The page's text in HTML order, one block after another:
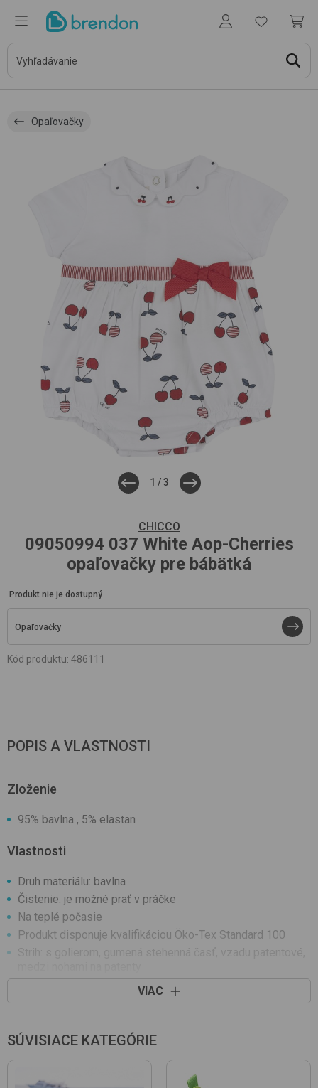
Opaľovačky
1 /3
CHICCO
09050994 037 White Aop-Cherries
opaľovačky pre bábätká
Produkt nie je dostupný
Opaľovačky
Kód produktu: 486111
POPIS A VLASTNOSTI
Zloženie
95% bavlna , 5% elastan
Vlastnosti
Druh materiálu: bavlna
Čistenie: je možné prať v práčke
Na teplé počasie
Produkt disponuje kvalifikáciou Öko-Tex Standard 100
Strih: s golierom, gumená stehenná časť, vzadu patentové,
Ozdoba: vzorovaná látka
neobsahuje nikel, a preto nevyvoláva alergické reakcie u
citlivých detí.
VIAC
SÚVISIACE KATEGÓRIE